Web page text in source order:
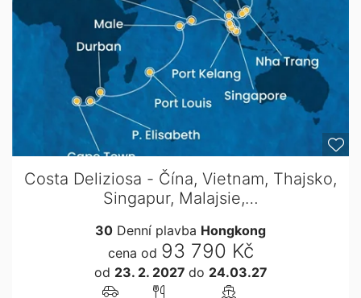
Costa Deliziosa - Čína, Vietnam, Thajsko,
Singapur, Malajsie,…
30 Denní plavba Hongkong
cena od 93 790 Kč
od 23. 2. 2027 do 24.03.27